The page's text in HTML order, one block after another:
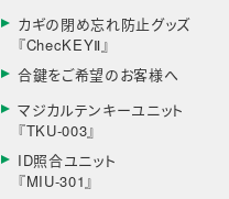
カギの閉め忘れ防止グッズ
『ChecKEYⅡ』
合鍵をご希望のお客様へ
マジカルテンキーユニット
『TKU-003』
ID照合ユニット
『MIU-301』